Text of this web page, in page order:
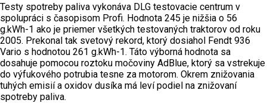
Testy spotreby paliva vykonáva DLG testovacie centrum v
spolupráci s časopisom Profi. Hodnota 245 je nižšia o 56
g.kWh-1 ako je priemer všetkých testovaných traktorov od roku
2005. Prekonal tak svetový rekord, ktorý dosiahol Fendt 936
Vario s hodnotou 261 g.kWh-1. Táto výborná hodnota sa
dosahuje pomocou roztoku močoviny AdBlue, ktorý sa vstrekuje
do výfukového potrubia tesne za motorom. Okrem znižovania
tuhých emisií a oxidov dusíka má leví podiel na znižovaní
spotreby paliva.